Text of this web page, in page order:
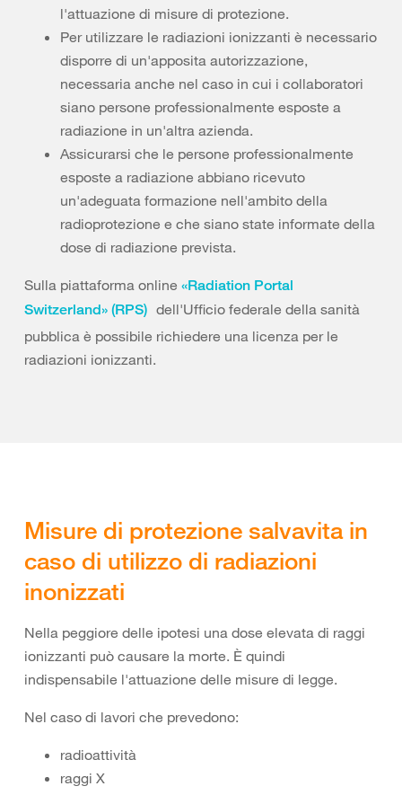
l'attuazione di misure di protezione.
Per utilizzare le radiazioni ionizzanti è necessario
disporre di un'apposita autorizzazione,
necessaria anche nel caso in cui i collaboratori
siano persone professionalmente esposte a
radiazione in un'altra azienda.
Assicurarsi che le persone professionalmente
esposte a radiazione abbiano ricevuto
un'adeguata formazione nell'ambito della
radioprotezione e che siano state informate della
dose di radiazione prevista.
Sulla piattaforma online «Radiation Portal
Switzerland» (RPS) dell'Ufficio federale della sanità
pubblica è possibile richiedere una licenza per le
radiazioni ionizzanti.
Misure di protezione salvavita in
caso di utilizzo di radiazioni
inonizzati
Nella peggiore delle ipotesi una dose elevata di raggi
ionizzanti può causare la morte. È quindi
indispensabile l'attuazione delle misure di legge.
Nel caso di lavori che prevedono:
radioattività
raggi X